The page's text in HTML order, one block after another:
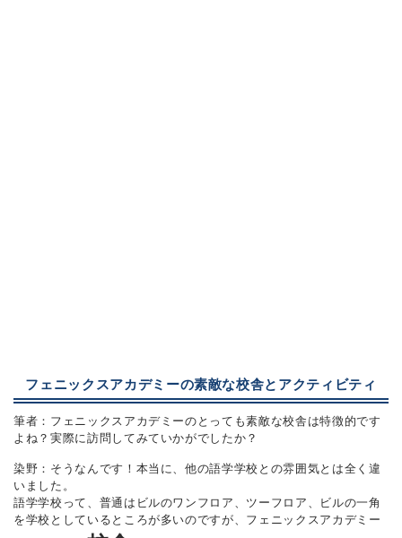
フェニックスアカデミーの素敵な校舎とアクティビティ
筆者：フェニックスアカデミーのとっても素敵な校舎は特徴的です
よね？実際に訪問してみていかがでしたか？
染野：そうなんです！本当に、他の語学学校との雰囲気とは全く違
いました。
語学学校って、普通はビルのワンフロア、ツーフロア、ビルの一角
を学校としているところが多いのですが、フェニックスアカデミー